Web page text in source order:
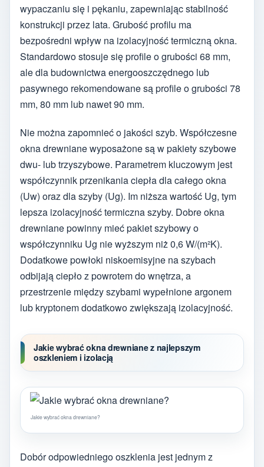
wypaczaniu się i pękaniu, zapewniając stabilność
konstrukcji przez lata. Grubość profilu ma
bezpośredni wpływ na izolacyjność termiczną okna.
Standardowo stosuje się profile o grubości 68 mm,
ale dla budownictwa energooszczędnego lub
pasywnego rekomendowane są profile o grubości 78
mm, 80 mm lub nawet 90 mm.
Nie można zapomnieć o jakości szyb. Współczesne
okna drewniane wyposażone są w pakiety szybowe
dwu- lub trzyszybowe. Parametrem kluczowym jest
współczynnik przenikania ciepła dla całego okna
(Uw) oraz dla szyby (Ug). Im niższa wartość Ug, tym
lepsza izolacyjność termiczna szyby. Dobre okna
drewniane powinny mieć pakiet szybowy o
współczynniku Ug nie wyższym niż 0,6 W/(m²K).
Dodatkowe powłoki niskoemisyjne na szybach
odbijają ciepło z powrotem do wnętrza, a
przestrzenie między szybami wypełnione argonem
lub kryptonem dodatkowo zwiększają izolacyjność.
Jakie wybrać okna drewniane z najlepszym
oszkleniem i izolacją
Jakie wybrać okna drewniane?
Dobór odpowiedniego oszklenia jest jednym z